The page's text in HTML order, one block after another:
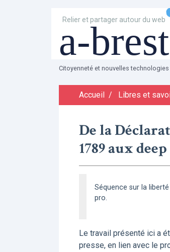
Relier et partager autour du web
a-brest
Citoyenneté et nouvelles technologies
Accueil / Libres et
De la
1789 aux
Séquence sur la
pro.
Le travail présenté ici a
presse, en lien avec le